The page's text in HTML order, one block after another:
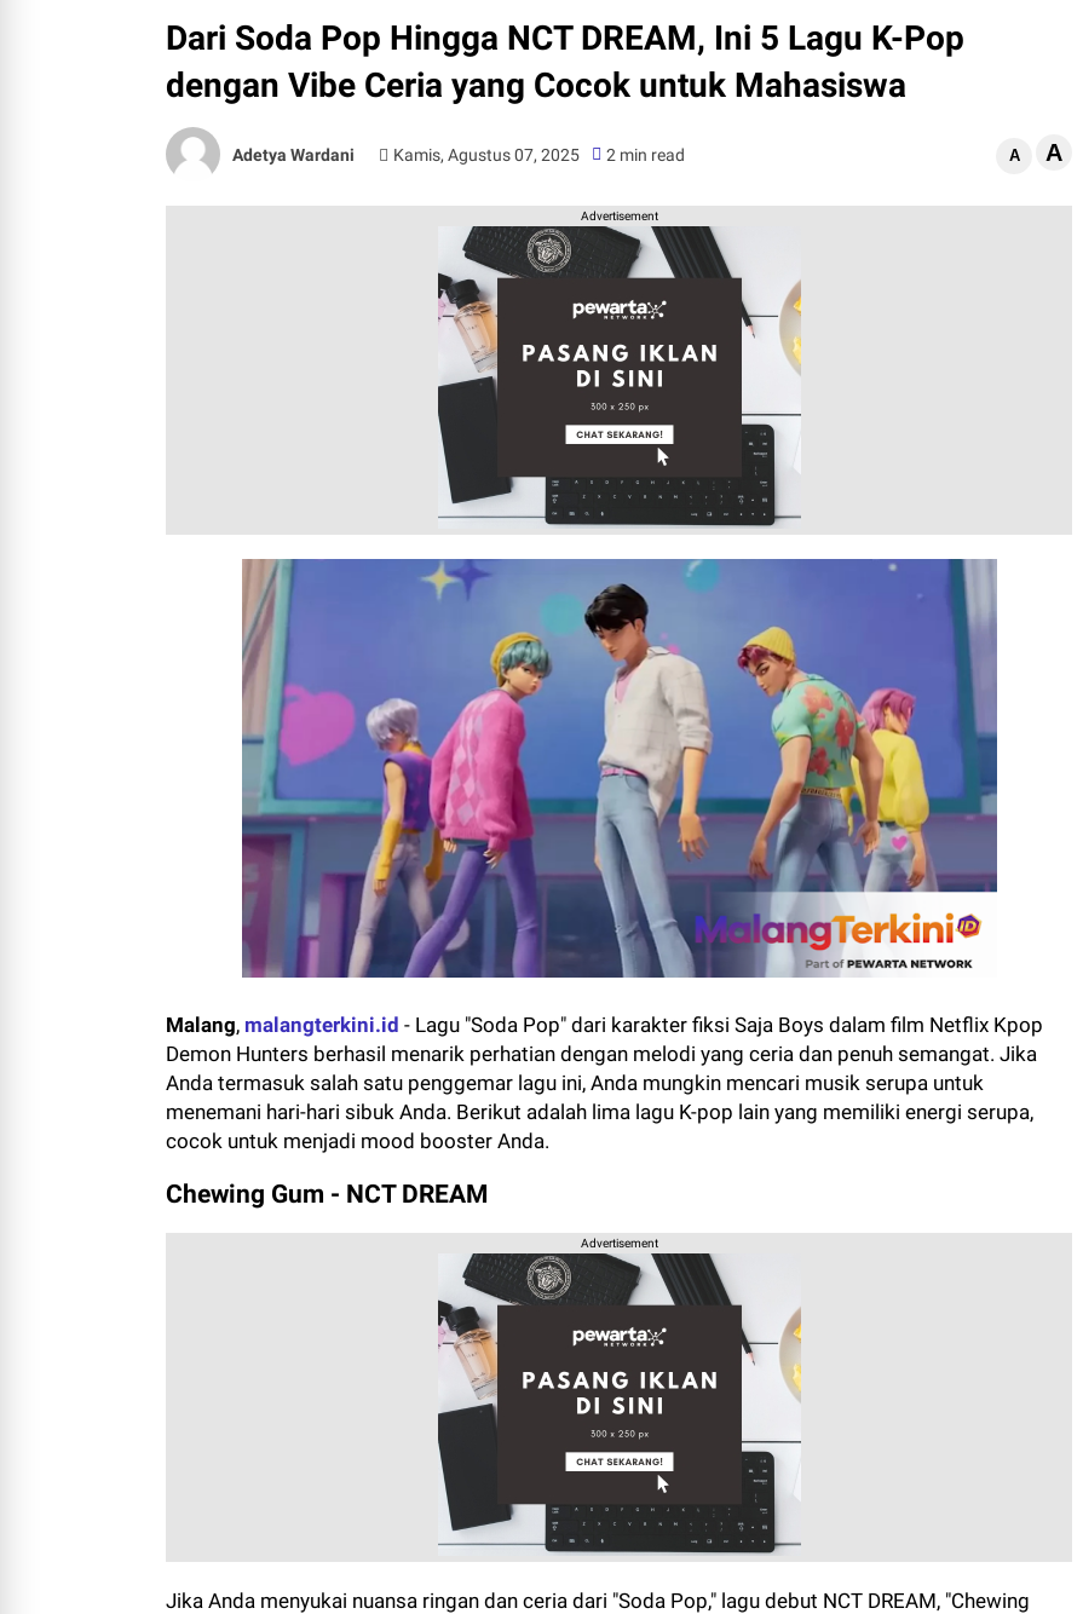
Dari Soda Pop Hingga NCT DREAM, Ini 5 Lagu K-Pop
dengan Vibe Ceria yang Cocok untuk Mahasiswa
Adetya Wardani Kamis, Agustus 07, 2025 2 min read A A
Advertisement
Malang, malangterkini.id - Lagu "Soda Pop" dari karakter fiksi Saja Boys dalam film Netflix Kpop
Demon Hunters berhasil menarik perhatian dengan melodi yang ceria dan penuh semangat. Jika
Anda termasuk salah satu penggemar lagu ini, Anda mungkin mencari musik serupa untuk
menemani hari-hari sibuk Anda. Berikut adalah lima lagu K-pop lain yang memiliki energi serupa,
cocok untuk menjadi mood booster Anda.
Chewing Gum - NCT DREAM
Advertisement
Jika Anda menyukai nuansa ringan dan ceria dari "Soda Pop," lagu debut NCT DREAM, "Chewing